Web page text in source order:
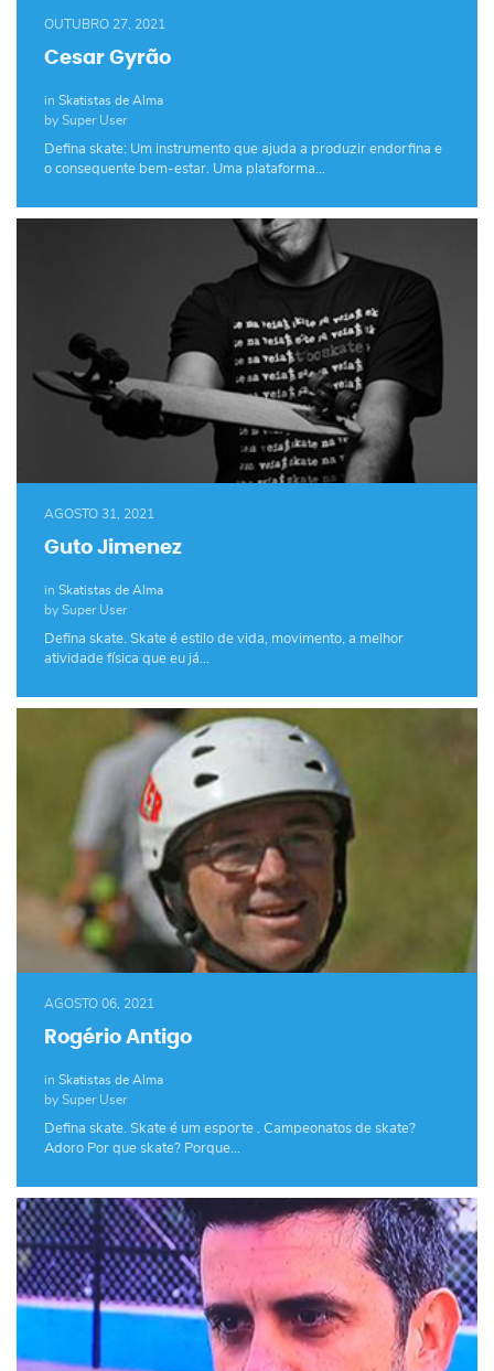
OUTUBRO 27, 2021
Cesar Gyrão
in Skatistas de Alma
by Super User
Defina skate: Um instrumento que ajuda a produzir endorfina e
o consequente bem-estar. Uma plataforma…
AGOSTO 31, 2021
Guto Jimenez
in Skatistas de Alma
by Super User
Defina skate. Skate é estilo de vida, movimento, a melhor
atividade física que eu já…
AGOSTO 06, 2021
Rogério Antigo
in Skatistas de Alma
by Super User
Defina skate. Skate é um esporte . Campeonatos de skate?
Adoro Por que skate? Porque…